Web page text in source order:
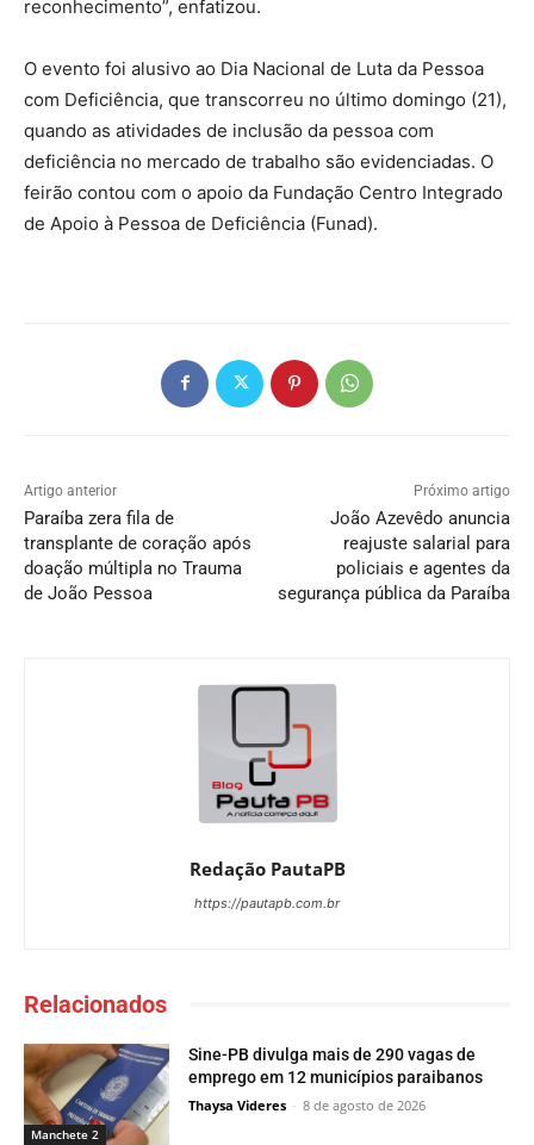
reconhecimento”, enfatizou.
O evento foi alusivo ao Dia Nacional de Luta da Pessoa
com Deficiência, que transcorreu no último domingo (21),
quando as atividades de inclusão da pessoa com
deficiência no mercado de trabalho são evidenciadas. O
feirão contou com o apoio da Fundação Centro Integrado
de Apoio à Pessoa de Deficiência (Funad).
Artigo anterior
Paraíba zera fila de
transplante de coração após
doação múltipla no Trauma
de João Pessoa
Próximo artigo
João Azevêdo anuncia
reajuste salarial para
policiais e agentes da
segurança pública da Paraíba
Redação PautaPB
https://pautapb.com.br
Relacionados
Manchete 2
Sine-PB divulga mais de 290 vagas de
emprego em 12 municípios paraibanos
Thaysa Videres - 8 de agosto de 2026